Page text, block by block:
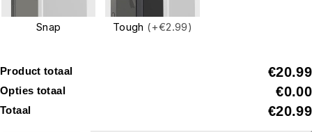
Snap Tough (+€2.99)
Product totaal €20.99
Opties totaal €0.00
Totaal €20.99